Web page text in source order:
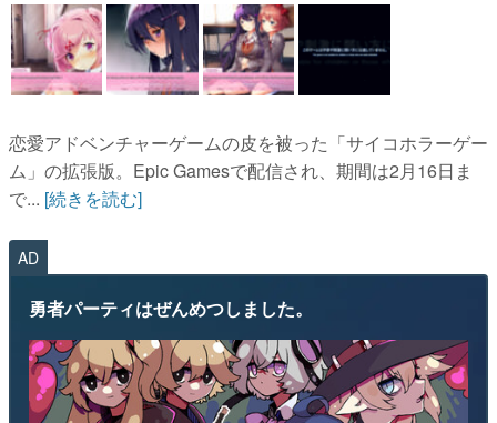
アプリレビュー
その他
運営：株式会社マレ
恋愛アドベンチャーゲームの皮を被った「サイコホラーゲー
ム」の拡張版。Epic Gamesで配信され、期間は2月16日ま
で... [続きを読む]
AD
勇者パーティはぜんめつしました。